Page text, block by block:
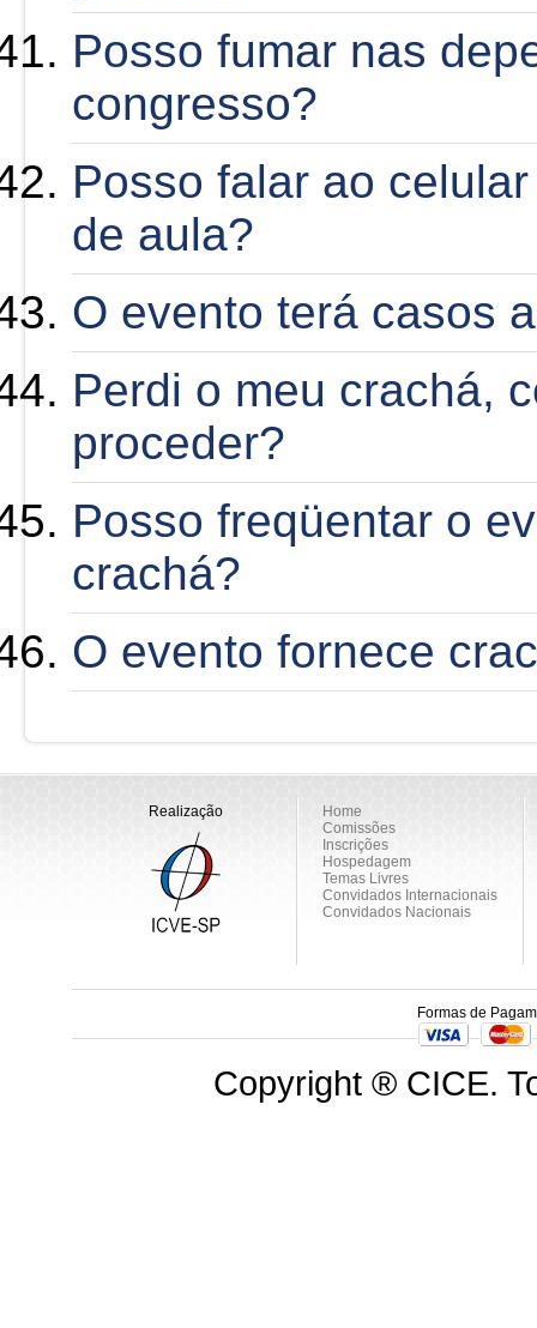
Posso fumar nas
congresso?
Posso falar ao
de aula?
O evento terá casos
Perdi o meu crachá,
proceder?
Posso freqüentar o
crachá?
O evento fornece
Realização
Home
Comissões
Inscrições
Hospedagem
Temas Livres
Convidados Internacionais
Convidados Nacionais
Formas de
Copyright ® CICE.